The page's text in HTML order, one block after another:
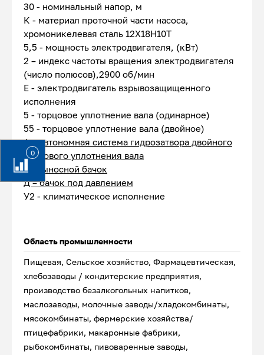
0
30 - номинальный напор, м
К - материал проточной части насоса,
хромоникелевая сталь 12Х18Н10Т
5,5 - мощность электродвигателя, (кВт)
2 – индекс частоты вращения электродвигателя
(число полюсов),2900 об/мин
Е - электродвигатель взрывозащищенного
исполнения
5 - торцовое уплотнение вала (одинарное)
55 - торцовое уплотнение вала (двойное)
А – автономная система гидрозатвора двойного
торцового уплотнения вала
1 – выносной бачок
Д – бачок под давлением
У2 - климатическое исполнение
Область промышленности
Пищевая, Сельское хозяйство, Фармацевтическая,
хлебозаводы / кондитерские предприятия,
производство безалкогольных напитков,
маслозаводы, молочные заводы/хладокомбинаты,
мясокомбинаты, фермерские хозяйства/
птицефабрики, макаронные фабрики,
рыбокомбинаты, пивоваренные заводы,